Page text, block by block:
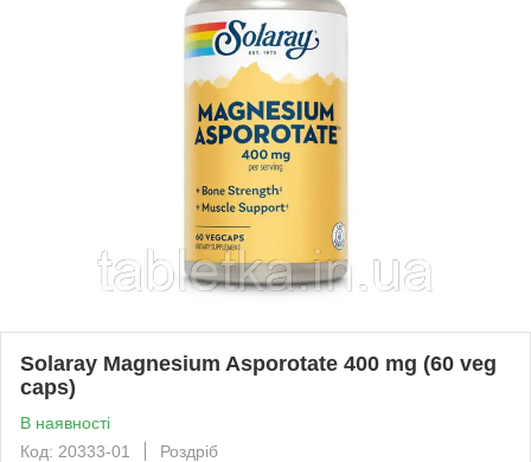
Solaray Magnesium Asporotate 400 mg (60 veg
caps)
В наявності
Код: 20333-01
Роздріб